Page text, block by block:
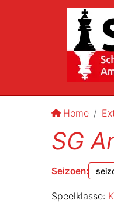
Home
SG
Seizoen:
Speelklasse: